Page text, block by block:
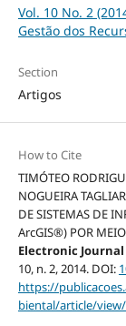
Vol. 10 No. 2
Gestão dos
Section
Artigos
How to Cite
TIMÓTEO
NOGUEIRA
DE SISTEMAS DE
ArcGIS®) POR
Electronic
10, n. 2, 2014. DOI:
https://
biental/article/